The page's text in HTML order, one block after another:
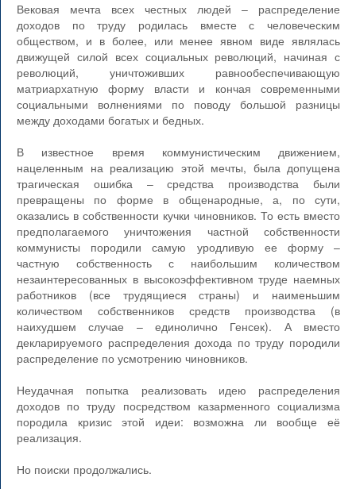
Вековая мечта всех честных людей – распределение
доходов по труду родилась вместе с человеческим
обществом, и в более, или менее явном виде являлась
движущей силой всех социальных революций, начиная с
революций, уничтоживших равнообеспечивающую
матриархатную форму власти и кончая современными
социальными волнениями по поводу большой разницы
между доходами богатых и бедных.
В известное время коммунистическим движением,
нацеленным на реализацию этой мечты, была допущена
трагическая ошибка – средства производства были
превращены по форме в общенародные, а, по сути,
оказались в собственности кучки чиновников. То есть вместо
предполагаемого уничтожения частной собственности
коммунисты породили самую уродливую ее форму –
частную собственность с наибольшим количеством
незаинтересованных в высокоэффективном труде наемных
работников (все трудящиеся страны) и наименьшим
количеством собственников средств производства (в
наихудшем случае – единолично Генсек). А вместо
декларируемого распределения дохода по труду породили
распределение по усмотрению чиновников.
Неудачная попытка реализовать идею распределения
доходов по труду посредством казарменного социализма
породила кризис этой идеи: возможна ли вообще её
реализация.
Но поиски продолжались.